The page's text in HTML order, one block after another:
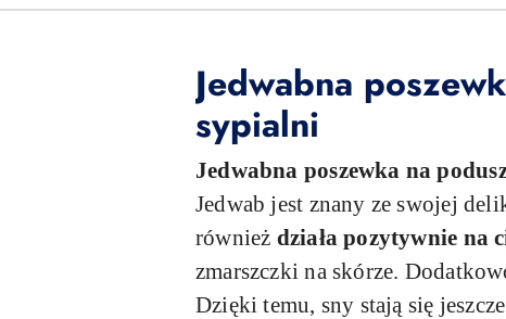
Jedwabna
sypialni
Jedwabna poszewka na
Jedwab jest znany ze swojej
również działa pozytywnie na
zmarszczki na skórze.
Dzięki temu, sny stają się